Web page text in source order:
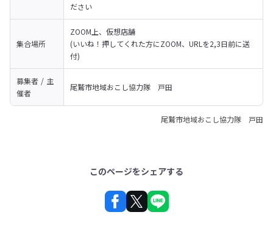
ださい
集合場所
ZOOM上、仮想店舗
(いいね！押してくれた方にZOOM、URLを2,3日前に送
付)
募集者 / 主
催者
尾鷲市地域おこし協力隊　戸田
尾鷲市地域おこし協力隊 戸田
このページをシェアする